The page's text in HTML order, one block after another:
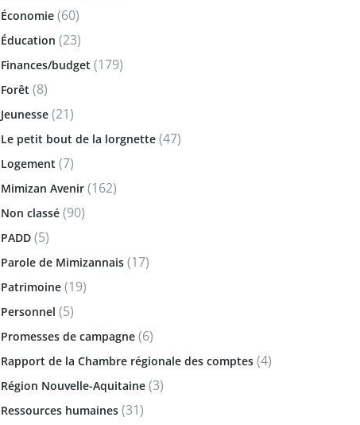
Économie (60)
Éducation (23)
Finances/budget (179)
Forêt (8)
Jeunesse (21)
Le petit bout de la lorgnette (47)
Logement (7)
Mimizan Avenir (162)
Non classé (90)
PADD (5)
Parole de Mimizannais (17)
Patrimoine (19)
Personnel (5)
Promesses de campagne (6)
Rapport de la Chambre régionale des comptes (4)
Région Nouvelle-Aquitaine (3)
Ressources humaines (31)